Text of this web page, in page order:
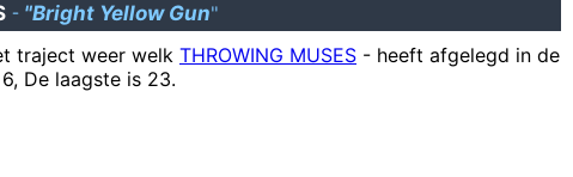
kwaakt de kikker en springt de vis
Als twee honden
stoppen met werken op je 24e?
The only place where
- "Bright Yellow Gun"
traject weer welk THROWING MUSES - heeft afgelegd in de
De laagste is 23.